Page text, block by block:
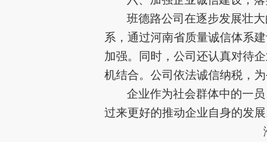
班德路公司在逐步发展壮
系 ，通过河南省质量诚信体系
加强。同时，公司还认真对待
机结合。公司依法诚信纳税，
企业作为社会群体中的一
过来更好的推动企业自身的发展